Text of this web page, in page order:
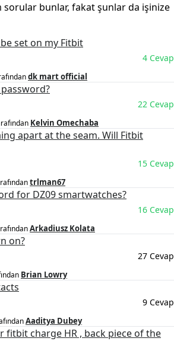
bunlar, fakat şunlar da işinize
set on my Fitbit
4 Cevap
dk mart official
22 Cevap
Kelvin Omechaba
apart at the seam. Will Fitbit
15 Cevap
trlman67
for DZ09 smartwatches?
16 Cevap
Arkadiusz Kolata
on?
27 Cevap
Brian Lowry
9 Cevap
Aaditya Dubey
fitbit charge HR , back piece of the